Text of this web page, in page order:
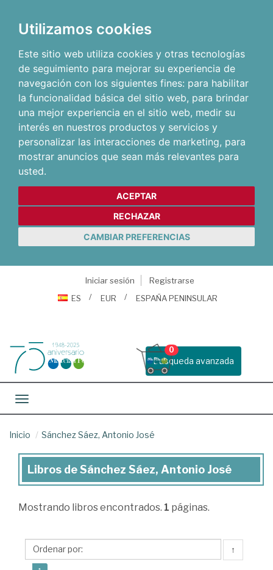
Utilizamos cookies
Este sitio web utiliza cookies y otras tecnologías
de seguimiento para mejorar su experiencia de
navegación con los siguientes fines: para habilitar
la funcionalidad básica del sitio web, para brindar
una mejor experiencia en el sitio web, medir su
interés en nuestros productos y servicios y
personalizar las interacciones de marketing, para
mostrar anuncios que sean más relevantes para
usted.
ACEPTAR
RECHAZAR
CAMBIAR PREFERENCIAS
Iniciar sesión
Registrarse
ES
EUR ESPAÑA PENINSULAR
Busqueda avanzada
0
Toggle navigation
Inicio Sánchez Sáez, Antonio José
Libros
Sánchez
Antonio
Libros de Sánchez Sáez, Antonio José
Mostrando libros encontrados. 1 páginas.
↑